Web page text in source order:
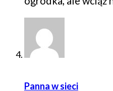
Panna w sieci